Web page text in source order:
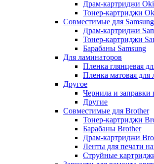
Драм-картриджи Oki
Тонер-картриджи
Совместимые для Samsung
Драм-картриджи
Тонер-картриджи
Барабаны Samsung
Для ламинаторов
Пленка глянцевая
Пленка матовая для
Другое
Чернила и заправки
Другие
Совместимые для Brother
Тонер-картриджи
Барабаны Brother
Драм-картриджи
Ленты для печати
Струйные